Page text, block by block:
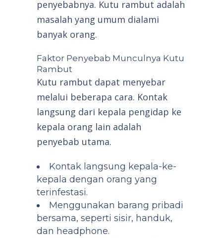
penyebabnya. Kutu rambut adalah
masalah yang umum dialami
banyak orang.
Faktor Penyebab Munculnya Kutu
Rambut
Kutu rambut dapat menyebar
melalui beberapa cara. Kontak
langsung dari kepala pengidap ke
kepala orang lain adalah
penyebab utama.
Kontak langsung kepala-ke-
kepala dengan orang yang
terinfestasi.
Menggunakan barang pribadi
bersama, seperti sisir, handuk,
dan headphone.